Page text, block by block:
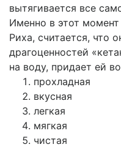
вытягивается все
Именно в этот
Риха, считается, что
драгоценностей
на воду, придает ей
прохладная
вкусная
легкая
мягкая
чистая